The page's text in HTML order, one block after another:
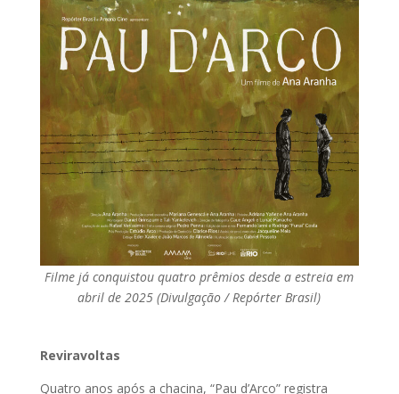
Filme já conquistou quatro prêmios desde a estreia em
abril de 2025 (Divulgação / Repórter Brasil)
Reviravoltas
Quatro anos após a chacina, “Pau d’Arco” registra